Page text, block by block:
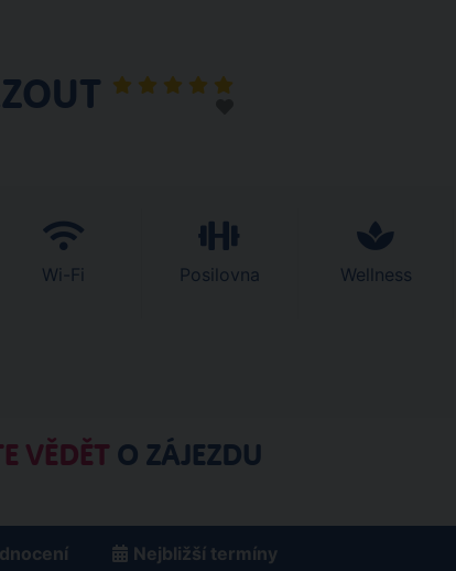
Wi-Fi Posilovna Wellness
VĚDĚT O ZÁJEZDU
Nejbližší termíny